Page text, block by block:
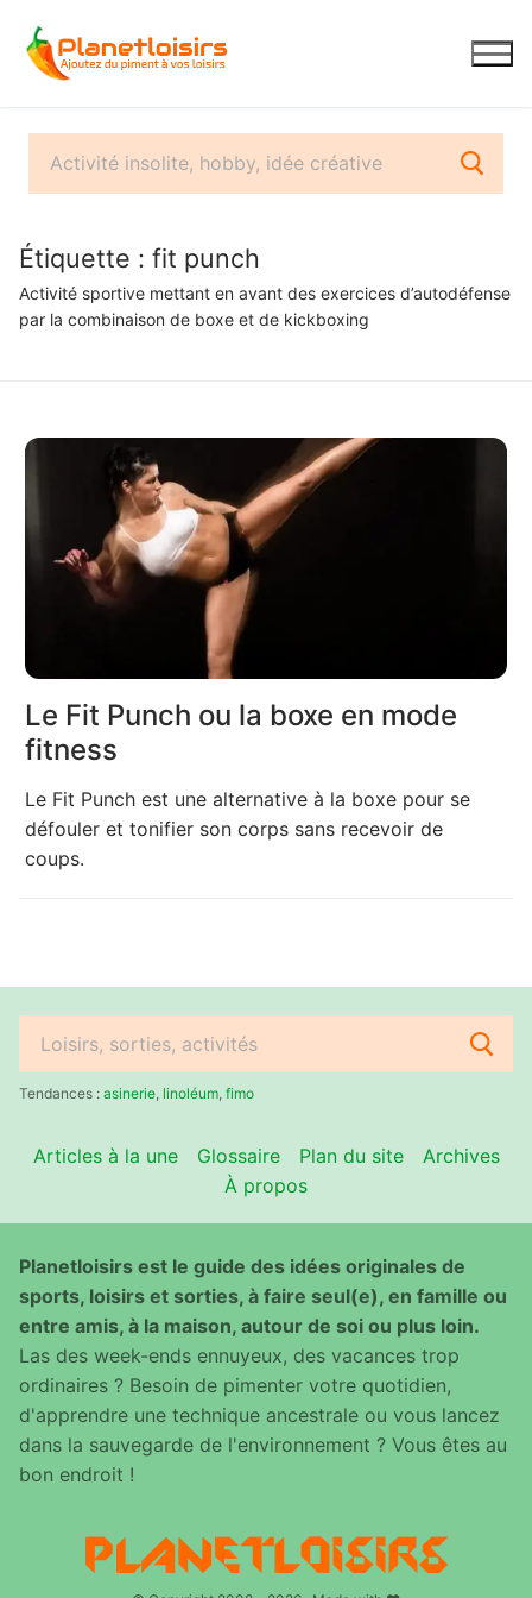
contenu
Étiquette : fit punch
Activité sportive mettant en avant des exercices d’autodéfense
par la combinaison de boxe et de kickboxing
Le Fit Punch ou la boxe en mode
fitness
Le Fit Punch est une alternative à la boxe pour se
défouler et tonifier son corps sans recevoir de
coups.
Rechercher
:Tendances : asinerie linoléum fimo
Articles à la une Glossaire Plan du site
Archives
À propos
Planetloisirs est le guide des idées originales de
sports, loisirs et sorties, à faire seul(e), en famille ou
entre amis, à la maison, autour de soi ou plus loin.
Las des week-ends ennuyeux, des vacances trop
ordinaires ? Besoin de pimenter votre quotidien,
d'apprendre une technique ancestrale ou vous lancez
dans la sauvegarde de l'environnement ? Vous êtes au
bon endroit !